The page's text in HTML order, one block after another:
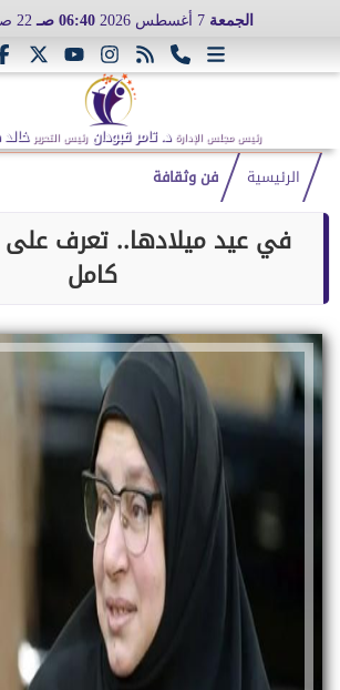
الجمعة 7 أغسطس 2026 06:40 صـ 22 صفر 1448
رئيس مجلس الإدارة د. تامر قبودان رئيس التحرير
الرئيسية فن وثقافة
في عيد ميلادها.. تعرف على
كامل